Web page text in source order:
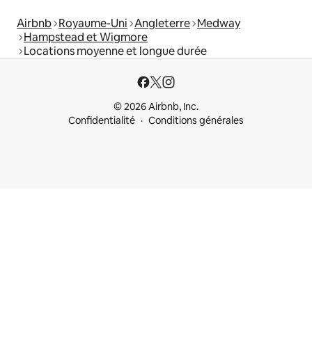
Airbnb Royaume-Uni Angleterre Medway
Hampstead et Wigmore
Locations moyenne et longue durée
© 2026 Airbnb, Inc.
Confidentialité
Conditions générales